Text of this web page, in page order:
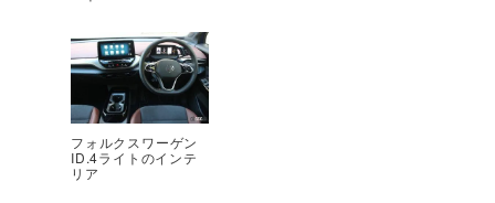
フォルクスワーゲン
ID.4ライトのインテ
リア